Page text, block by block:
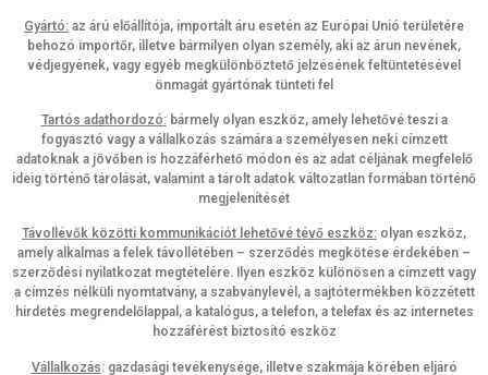
Gyártó: az árú előállítója, importált áru esetén az Európai Unió területére
behozó importőr, illetve bármilyen olyan személy, aki az árun nevének,
védjegyének, vagy egyéb megkülönböztető jelzésének feltüntetésével
önmagát gyártónak tünteti fel
Tartós adathordozó:bármely olyan eszköz, amely lehetővé teszi a
fogyasztó vagy a vállalkozás számára a személyesen neki címzett
adatoknak a jövőben is hozzáférhető módon és az adat céljának megfelelő
ideig történő tárolását, valamint a tárolt adatok változatlan formában történő
megjelenítését
Távollévők közötti kommunikációt lehetővé tévő eszköz: olyan eszköz,
amely alkalmas a felek távollétében – szerződés megkötése érdekében –
szerződési nyilatkozat megtételére. Ilyen eszköz különösen a címzett vagy
a címzés nélküli nyomtatvány, a szabványlevél, a sajtótermékben közzétett
hirdetés megrendelőlappal, a katalógus, a telefon, a telefax és az internetes
hozzáférést biztosító eszköz
Vállalkozás: gazdasági tevékenysége, illetve szakmája körében eljáró